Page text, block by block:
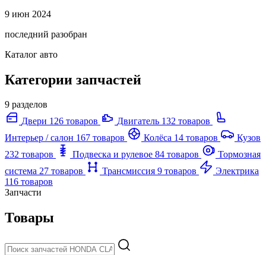
9 июн 2024
последний разобран
Каталог авто
Категории запчастей
9 разделов
Двери 126 товаров Двигатель 132 товаров
Интерьер / салон 167 товаров Колёса 14 товаров
Кузов
232 товаров
Подвеска и рулевое 84 товаров
Тормозная
система 27 товаров Трансмиссия 9 товаров
Электрика
116 товаров
Запчасти
Товары